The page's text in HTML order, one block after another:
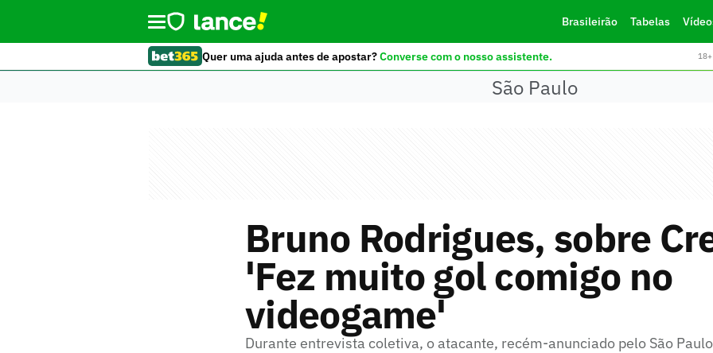
Brasileirão Tabelas
Quer uma ajuda antes de apostar?Converse com o nosso assistente.
São Paulo
Bruno Rodrigues, sobre
'Fez muito gol comigo no
videogame'
Durante entrevista coletiva, o atacante, recém-anunciado pelo São